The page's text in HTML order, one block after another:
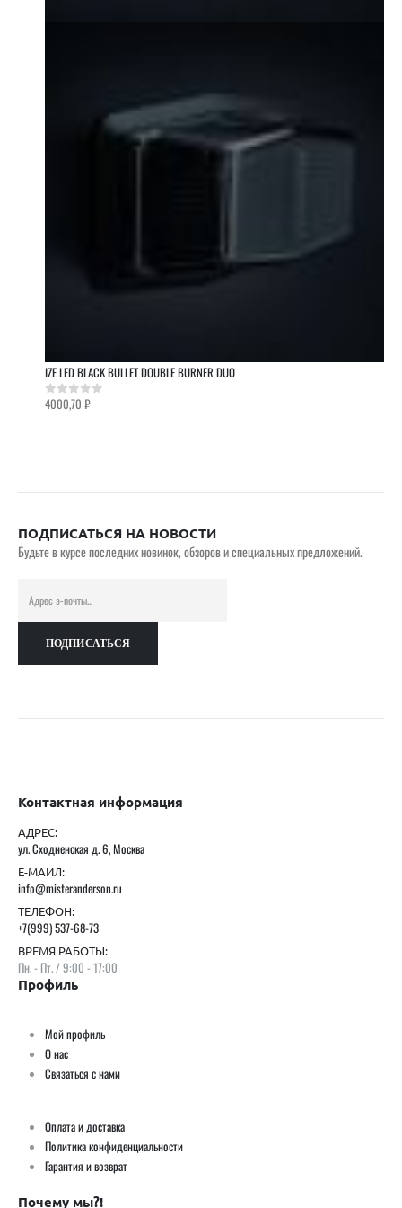
IZE LED BLACK BULLET DOUBLE BURNER DUO
0out of 5
4000,70 ₽
ПОДПИСАТЬСЯ НА НОВОСТИ
Будьте в курсе последних новинок, обзоров и специальных предложений.
Контактная информация
АДРЕС:
ул. Сходненская д. 6, Москва
Е-МАИЛ:
info@misteranderson.ru
ТЕЛЕФОН:
+7(999) 537-68-73
ВРЕМЯ РАБОТЫ:
Пн. - Пт. / 9:00 - 17:00
Профиль
Мой профиль
О нас
Связаться с нами
Оплата и доставка
Политика конфиденциальности
Гарантия и возврат
Почему мы?!